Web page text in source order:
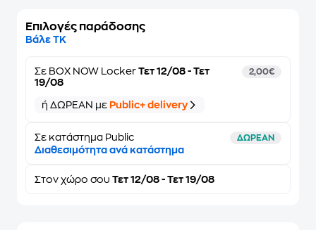
Επιλογές παράδοσης
Βάλε ΤΚ
Σε BOX NOW Locker Τετ 12/08 - Τετ
19/08
2,00€
ή ΔΩΡΕΑΝ με Public+ delivery
Σε κατάστημα Public ΔΩΡΕΑΝ
Διαθεσιμότητα ανά κατάστημα
Στον χώρο σου Τετ 12/08 - Τετ 19/08